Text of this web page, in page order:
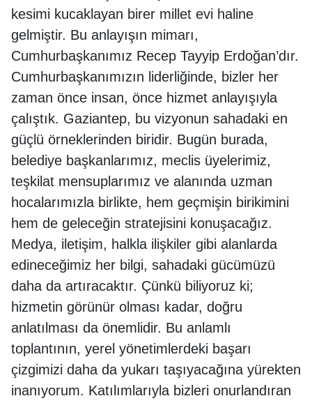
kesimi kucaklayan birer millet evi haline
gelmiştir. Bu anlayışın mimarı,
Cumhurbaşkanımız Recep Tayyip Erdoğan’dır.
Cumhurbaşkanımızın liderliğinde, bizler her
zaman önce insan, önce hizmet anlayışıyla
çalıştık. Gaziantep, bu vizyonun sahadaki en
güçlü örneklerinden biridir. Bugün burada,
belediye başkanlarımız, meclis üyelerimiz,
teşkilat mensuplarımız ve alanında uzman
hocalarımızla birlikte, hem geçmişin birikimini
hem de geleceğin stratejisini konuşacağız.
Medya, iletişim, halkla ilişkiler gibi alanlarda
edineceğimiz her bilgi, sahadaki gücümüzü
daha da artıracaktır. Çünkü biliyoruz ki;
hizmetin görünür olması kadar, doğru
anlatılması da önemlidir. Bu anlamlı
toplantının, yerel yönetimlerdeki başarı
çizgimizi daha da yukarı taşıyacağına yürekten
inanıyorum. Katılımlarıyla bizleri onurlandıran